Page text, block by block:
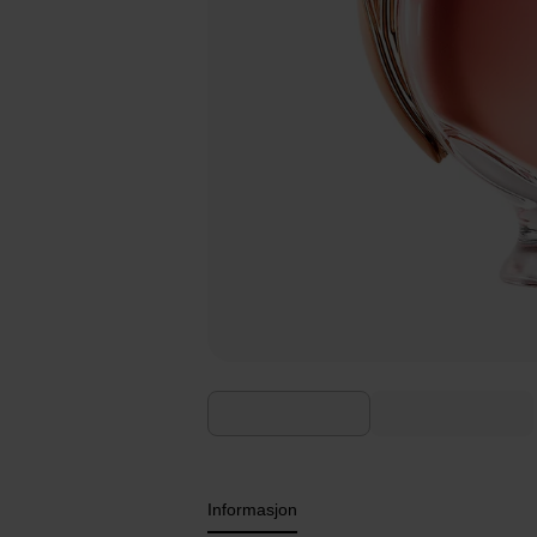
Informasjon